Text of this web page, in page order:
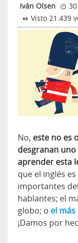
Iván Olsen
Visto 21.439
No, este no es
desgranan
aprender esta
que el inglés
importantes
hablantes; el
globo; o el
¡Damos por